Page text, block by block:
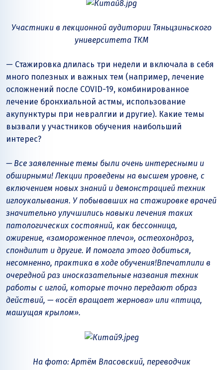
Участники в лекционной аудитории Тяньцзиньского
университета ТКМ
— Стажировка длилась три недели и включала в себя
много полезных и важных тем (например, лечение
осложнений после COVID-19, комбинированное
лечение бронхиальной астмы, использование
акупунктуры при невралгии и другие). Какие темы
вызвали у участников обучения наибольший
интерес?
— Все заявленные темы были очень интересными и
обширными! Лекции проведены на высшем уровне, с
включением новых знаний и демонстрацией техник
иглоукалывания. У побывавших на стажировке врачей
значительно улучшились навыки лечения таких
патологических состояний, как бессонница,
ожирение, «замороженное плечо», остеохондроз,
спондилит и другие. И помогла этого добиться,
несомненно, практика в ходе обучения!Впечатлили в
очередной раз иносказательные названия техник
работы с иглой, которые точно передают образ
действий, — «осёл вращает жернова» или «птица,
машущая крылом».
На фото: Артём Власовский, переводчик